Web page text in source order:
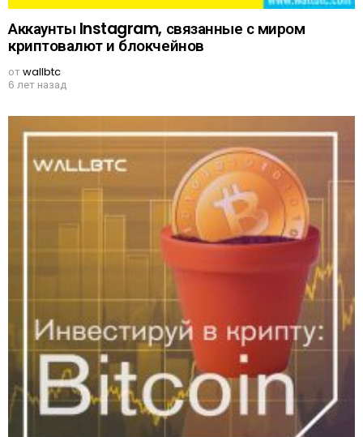
Аккаунты Instagram, связанные с миром
криптовалют и блокчейнов
отwallbtc
6 лет назад